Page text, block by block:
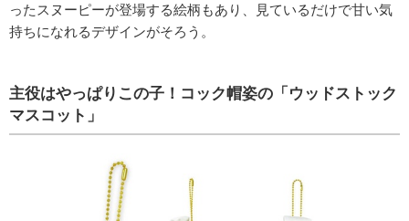
ったスヌーピーが登場する絵柄もあり、見ているだけで甘い気
持ちになれるデザインがそろう。
主役はやっぱりこの子！コック帽姿の「ウッドストック
マスコット」